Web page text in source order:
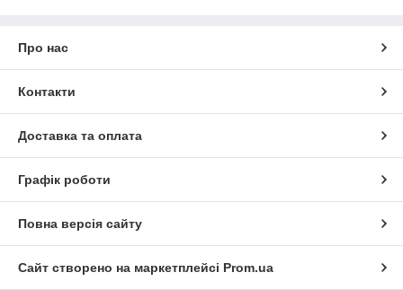
Про нас
Контакти
Доставка та оплата
Графік роботи
Повна версія сайту
Сайт створено на маркетплейсі Prom.ua